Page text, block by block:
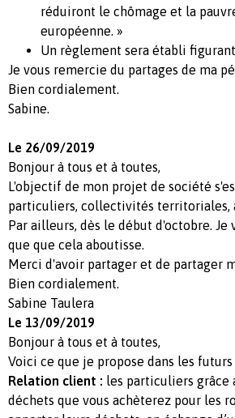
réduiront le chômage et la
européenne. »
Un règlement sera établi
Je vous remercie du partages de ma
Bien cordialement.
Sabine.
Le 26/09/2019
Bonjour à tous et à toutes,
L'objectif de mon projet de société
particuliers, collectivités territoriales,
Par ailleurs, dès le début d'octobre.
que que cela aboutisse.
Merci d'avoir partager et de partager
Bien cordialement.
Sabine Taulera
Le 13/09/2019
Bonjour à tous et à toutes,
Voici ce que je propose dans les futurs
Relation client : les particuliers grâce
déchets que vous achèterez pour les